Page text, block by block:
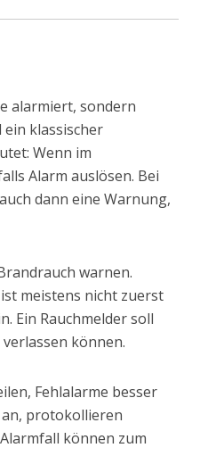
alarmiert, sondern
klassischer
Wenn im
Alarm auslösen. Bei
dann eine Warnung,
warnen.
meistens nicht zuerst
Ein Rauchmelder soll
können.
Fehlalarme besser
protokollieren
können zum